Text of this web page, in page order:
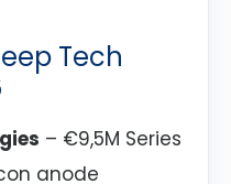
Tech
– €9,5M Series
anode